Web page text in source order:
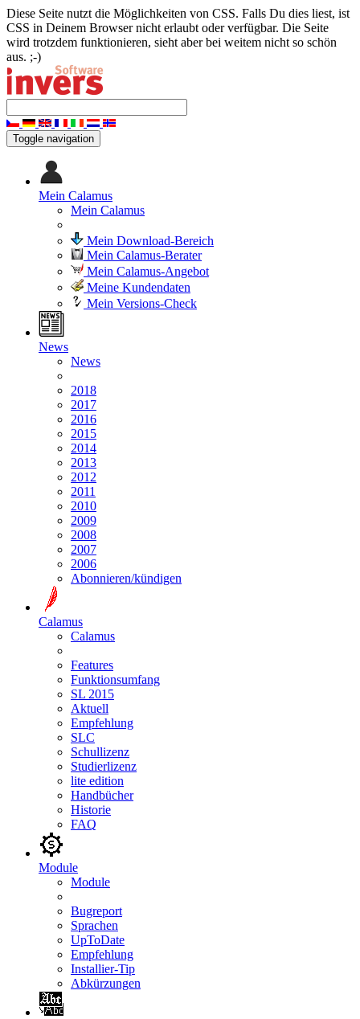
Diese Seite nutzt die Möglichkeiten von CSS. Falls Du dies liest, ist
CSS in Deinem Browser nicht erlaubt oder verfügbar. Die Seite
wird trotzdem funktionieren, sieht aber bei weitem nicht so schön
aus. ;-)
Toggle navigation
Mein Calamus
Mein Calamus
Mein Download-Bereich
Mein Calamus-Berater
Mein Calamus-Angebot
Meine Kundendaten
Mein Versions-Check
News
News
2018
2017
2016
2015
2014
2013
2012
2011
2010
2009
2008
2007
2006
Abonnieren/kündigen
Calamus
Calamus
Features
Funktionsumfang
SL 2015
Aktuell
Empfehlung
SLC
Schullizenz
Studierlizenz
lite edition
Handbücher
Historie
FAQ
Module
Module
Bugreport
Sprachen
UpToDate
Empfehlung
Installier-Tip
Abkürzungen